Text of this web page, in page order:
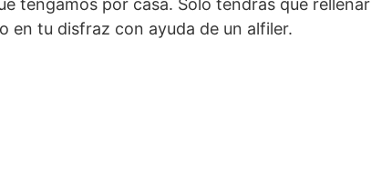
tengamos por casa. Sólo tendras que rellenar
en tu disfraz con ayuda de un alfiler.